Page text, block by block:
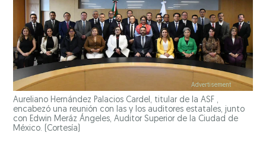
Aureliano Hernández Palacios Cardel, titular de la ASF ,
encabezó una reunión con las y los auditores estatales, junto
con Edwin Meráz Ángeles, Auditor Superior de la Ciudad de
México.
(Cortesía)